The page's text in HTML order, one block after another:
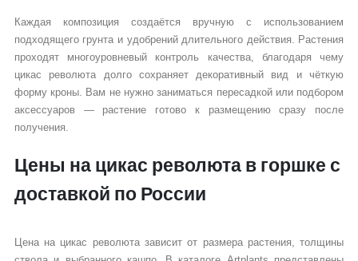
Каждая композиция создаётся вручную с использованием
подходящего грунта и удобрений длительного действия. Растения
проходят многоуровневый контроль качества, благодаря чему
цикас революта долго сохраняет декоративный вид и чёткую
форму кроны. Вам не нужно заниматься пересадкой или подбором
аксессуаров — растение готово к размещению сразу после
получения.
Цены на цикас революта в горшке с
доставкой по России
Цена на цикас революта зависит от размера растения, толщины